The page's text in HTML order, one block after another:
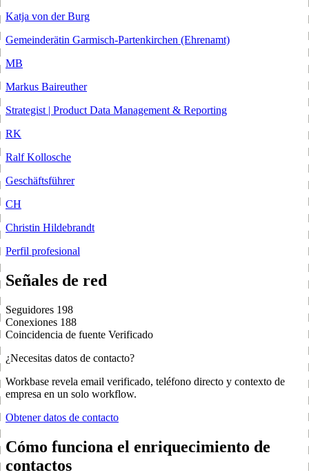
Katja von der Burg
Gemeinderätin Garmisch-Partenkirchen (Ehrenamt)
MB
Markus Baireuther
Strategist | Product Data Management & Reporting
RK
Ralf Kollosche
Geschäftsführer
CH
Christin Hildebrandt
Perfil profesional
Señales de red
Seguidores 198
Conexiones 188
Coincidencia de fuente Verificado
¿Necesitas datos de contacto?
Workbase revela email verificado, teléfono directo y contexto de
empresa en un solo workflow.
Obtener datos de contacto
Cómo funciona el enriquecimiento de
contactos